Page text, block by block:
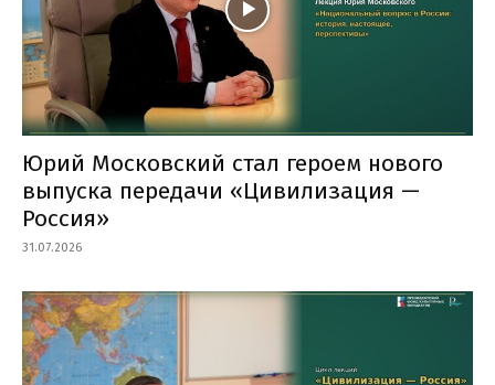
Юрий Московский стал героем нового
выпуска передачи «Цивилизация —
Россия»
31.07.2026